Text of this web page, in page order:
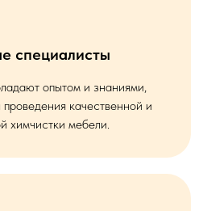
специалисты
опытом и знаниями,
качественной и
химчистки мебели.